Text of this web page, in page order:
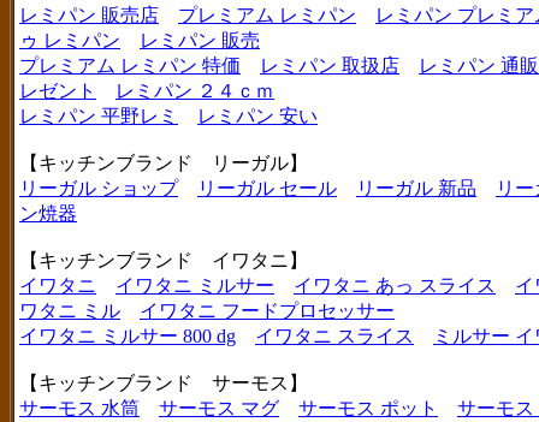
レミパン 販売店 プレミアム レミパン
レミパン プレミア
ゥ レミパン
レミパン 販売
プレミアム レミパン 特価
レミパン 取扱店
レミパン 通販
レゼント
レミパン ２４ｃｍ
レミパン 平野レミ
レミパン 安い
【キッチンブランド リーガル】
リーガル ショップ
リーガル セール リーガル 新品
リ
ン焼器
【キッチンブランド イワタニ】
イワタニ
イワタニ ミルサー イワタニ あっ スライス
イ
ワタニ ミル
イワタニ フードプロセッサー
イワタニ ミルサー 800 dg
イワタニ スライス ミルサー
【キッチンブランド サーモス】
サーモス 水筒
サーモス マグ サーモス ポット
サーモス